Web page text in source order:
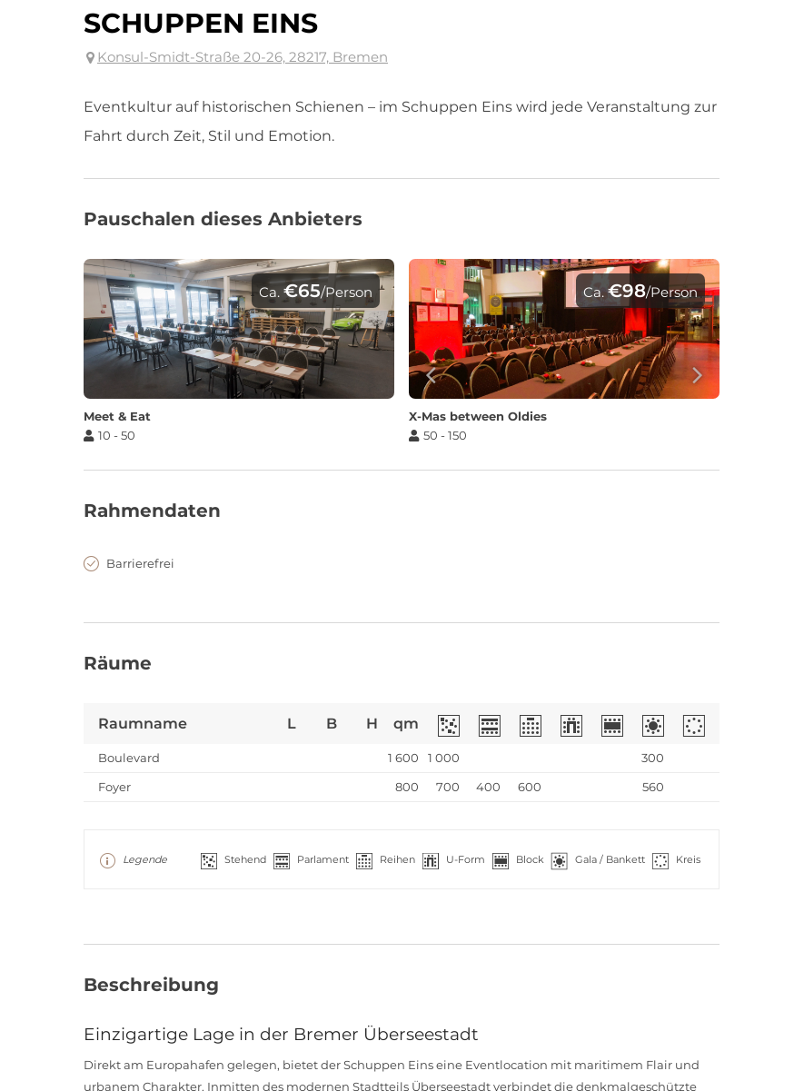
SCHUPPEN EINS
Konsul-Smidt-Straße 20-26, 28217, Bremen
Eventkultur auf historischen Schienen – im Schuppen Eins wird jede Veranstaltung zur
Fahrt durch Zeit, Stil und Emotion.
Pauschalen dieses Anbieters
Ca. €65/Person
Meet & Eat
10 - 50
Ca. €98/Person
X-Mas between Oldies
50 - 150
Rahmendaten
Barrierefrei
Räume
Raumname L B H qm
Boulevard 1 600 1 000
300
Foyer
800 700 400 600 560
Legende Stehend Parlament Reihen U-Form Block Gala / Bankett Kreis
Beschreibung
Einzigartige Lage in der Bremer Überseestadt
Direkt am Europahafen gelegen, bietet der Schuppen Eins eine Eventlocation mit maritimem Flair und
urbanem Charakter. Inmitten des modernen Stadtteils Überseestadt verbindet die denkmalgeschützte